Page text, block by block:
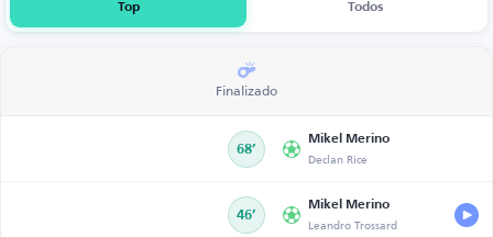
Top Todos
Finalizado
68’
Mikel Merino
Declan Rice
46’
Mikel Merino
Leandro Trossard